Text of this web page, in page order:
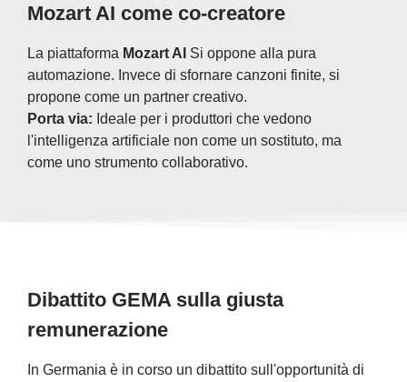
Mozart AI come co-creatore
La piattaforma Mozart AI Si oppone alla pura
automazione. Invece di sfornare canzoni finite, si
propone come un partner creativo.
Porta via: Ideale per i produttori che vedono
l'intelligenza artificiale non come un sostituto, ma
come uno strumento collaborativo.
Dibattito GEMA sulla giusta
remunerazione
In Germania è in corso un dibattito sull'opportunità di